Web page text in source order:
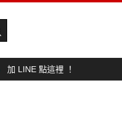
加 LINE 點這裡 ！